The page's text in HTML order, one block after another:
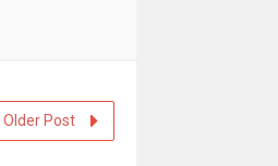
Older Post